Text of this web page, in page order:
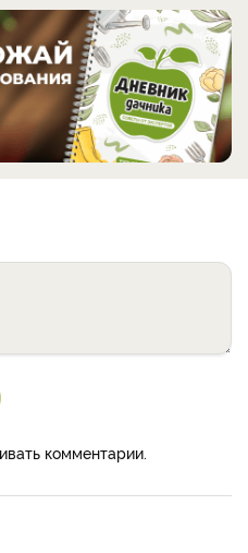
комментарии.